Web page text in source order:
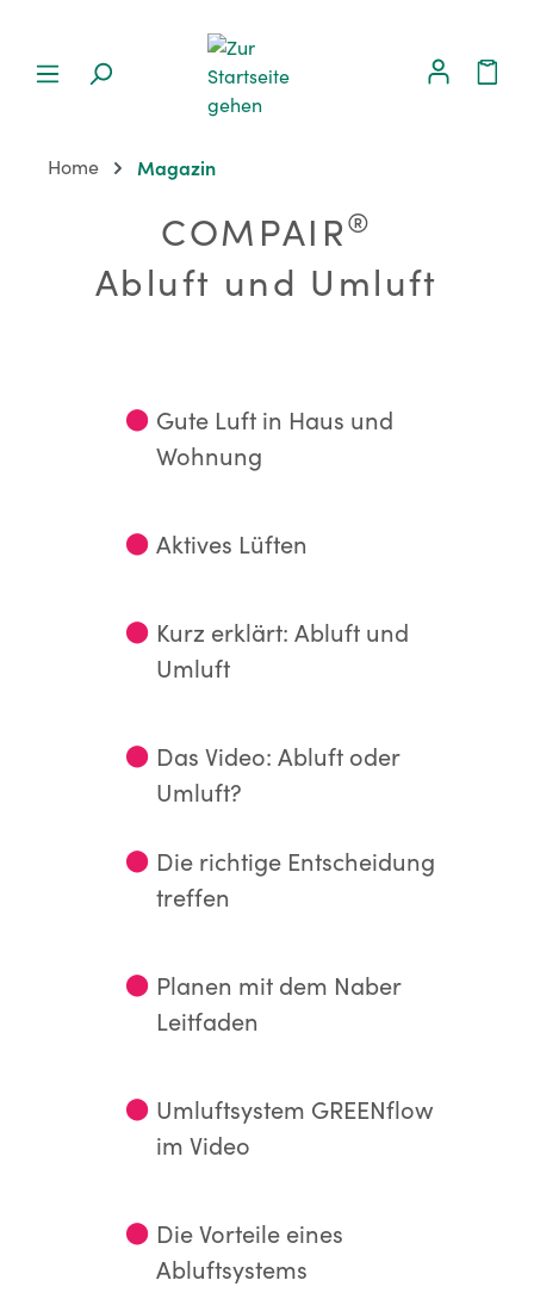
Home Magazin
COMPAIR®
Abluft und Umluft
⬤ Gute Luft in Haus und
Wohnung
⬤ Aktives Lüften
⬤ Kurz erklärt: Abluft und
Umluft
⬤ Das Video: Abluft oder
Umluft?
⬤ Die richtige Entscheidung
treffen
⬤ Planen mit dem Naber
Leitfaden
⬤ Umluftsystem GREENflow
im Video
⬤ Die Vorteile eines
Abluftsystems